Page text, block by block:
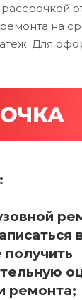
на
Для
ремонта;